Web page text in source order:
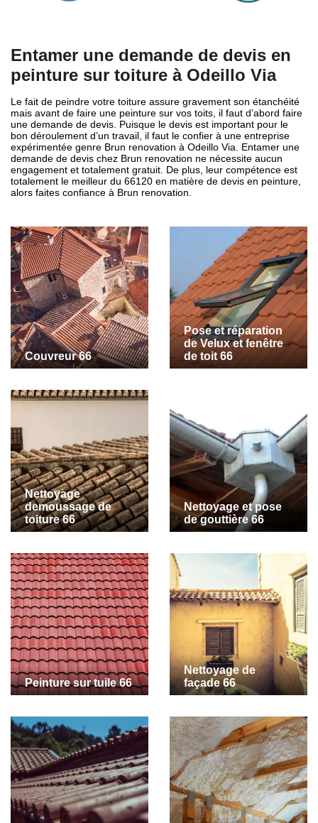
Entamer une demande de devis en
peinture sur toiture à Odeillo Via
Le fait de peindre votre toiture assure gravement son étanchéité
mais avant de faire une peinture sur vos toits, il faut d’abord faire
une demande de devis. Puisque le devis est important pour le
bon déroulement d’un travail, il faut le confier à une entreprise
expérimentée genre Brun renovation à Odeillo Via. Entamer une
demande de devis chez Brun renovation ne nécessite aucun
engagement et totalement gratuit. De plus, leur compétence est
totalement le meilleur du 66120 en matière de devis en peinture,
alors faites confiance à Brun renovation.
Couvreur 66
Pose et réparation
de Velux et fenêtre
de toit 66
Nettoyage
demoussage de
toiture 66
Nettoyage et pose
de gouttière 66
Peinture sur tuile 66
Nettoyage de
façade 66